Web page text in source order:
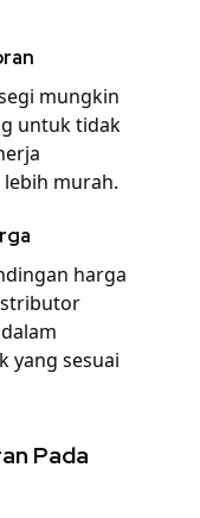
mungkin
untuk tidak
murah.
harga
yang sesuai
Pada